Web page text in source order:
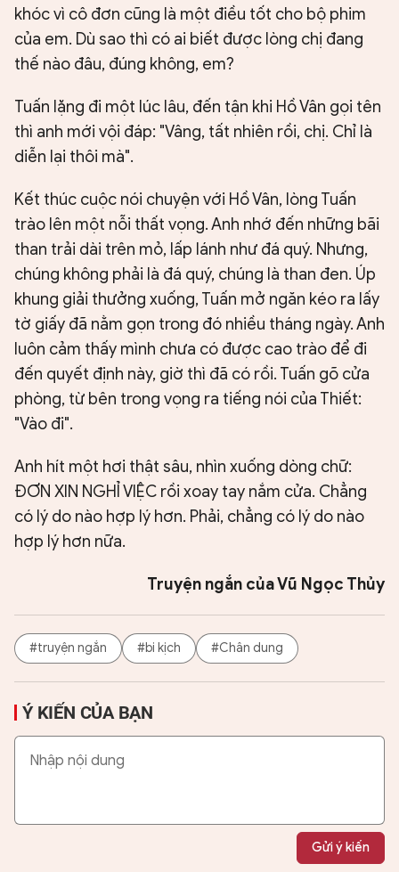
khóc vì cô đơn cũng là một điều tốt cho bộ phim
của em. Dù sao thì có ai biết được lòng chị đang
thế nào đâu, đúng không, em?
Tuấn lặng đi một lúc lâu, đến tận khi Hồ Vân gọi tên
thì anh mới vội đáp: "Vâng, tất nhiên rồi, chị. Chỉ là
diễn lại thôi mà".
Kết thúc cuộc nói chuyện với Hồ Vân, lòng Tuấn
trào lên một nỗi thất vọng. Anh nhớ đến những bãi
than trải dài trên mỏ, lấp lánh như đá quý. Nhưng,
chúng không phải là đá quý, chúng là than đen. Úp
khung giải thưởng xuống, Tuấn mở ngăn kéo ra lấy
tờ giấy đã nằm gọn trong đó nhiều tháng ngày. Anh
luôn cảm thấy mình chưa có được cao trào để đi
đến quyết định này, giờ thì đã có rồi. Tuấn gõ cửa
phòng, từ bên trong vọng ra tiếng nói của Thiết:
"Vào đi".
Anh hít một hơi thật sâu, nhìn xuống dòng chữ:
ĐƠN XIN NGHỈ VIỆC rồi xoay tay nắm cửa. Chẳng
có lý do nào hợp lý hơn. Phải, chẳng có lý do nào
hợp lý hơn nữa.
Truyện ngắn của Vũ Ngọc Thủy
#truyện ngắn #bi kịch #Chân dung
Ý KIẾN CỦA BẠN
Gửi ý kiến